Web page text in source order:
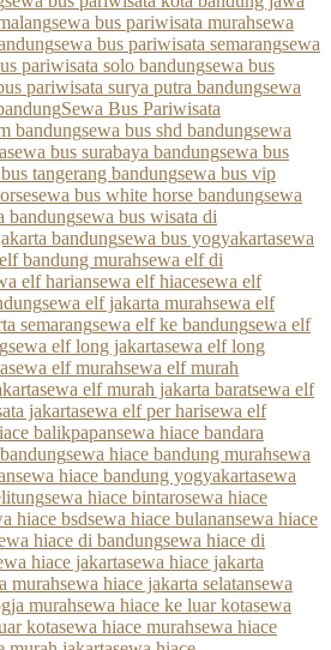
sewa bus pariwisata murahsewa
sewa bus pariwisata semarangsewa
pariwisata solo bandungsewa bus
pariwisata surya putra bandungsewa
Sewa Bus Pariwisata
bandungsewa bus shd bandungsewa
sewa bus surabaya bandungsewa bus
tangerang bandungsewa bus vip
sewa bus white horse bandungsewa
bandungsewa bus wisata di
bandungsewa bus yogyakartasewa
bandung murahsewa elf di
elf hariansewa elf hiacesewa elf
sewa elf jakarta murahsewa elf
semarangsewa elf ke bandungsewa elf
sewa elf long jakartasewa elf long
sewa elf murahsewa elf murah
sewa elf murah jakarta baratsewa elf
jakartasewa elf per harisewa elf
balikpapansewa hiace bandara
sewa hiace bandung murahsewa
sewa hiace bandung yogyakartasewa
sewa hiace bintarosewa hiace
hiace bsdsewa hiace bulanansewa hiace
hiace di bandungsewa hiace di
hiace jakartasewa hiace jakarta
murahsewa hiace jakarta selatansewa
murahsewa hiace ke luar kotasewa
kotasewa hiace murahsewa hiace